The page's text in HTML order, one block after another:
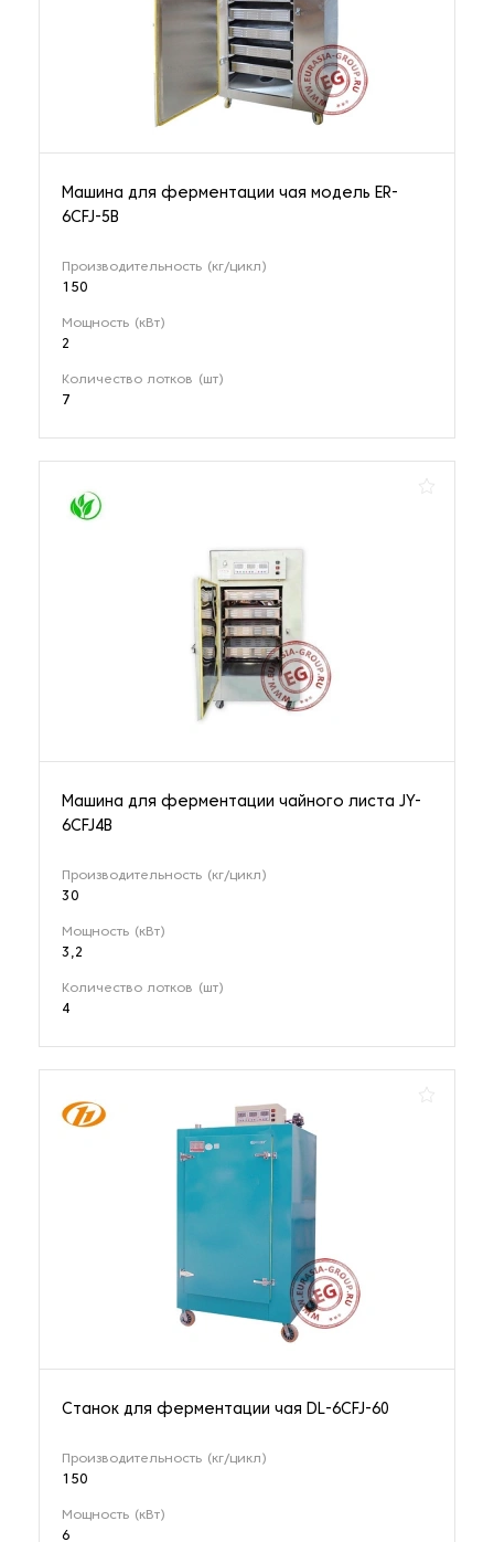
Машина для ферментации чая модель ER-
6CFJ-5B
Производительность (кг/цикл)
150
Мощность (кВт)
2
Количество лотков (шт)
7
Машина для ферментации чайного листа JY-
6CFJ4B
Производительность (кг/цикл)
30
Мощность (кВт)
3,2
Количество лотков (шт)
4
Станок для ферментации чая DL-6CFJ-60
Производительность (кг/цикл)
150
Мощность (кВт)
6